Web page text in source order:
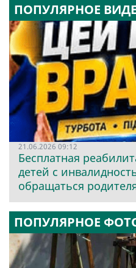
ПОПУЛЯРНОЕ
21.06.2026 09:12
Бесплатная
детей с
обращаться
ПОПУЛЯРНОЕ